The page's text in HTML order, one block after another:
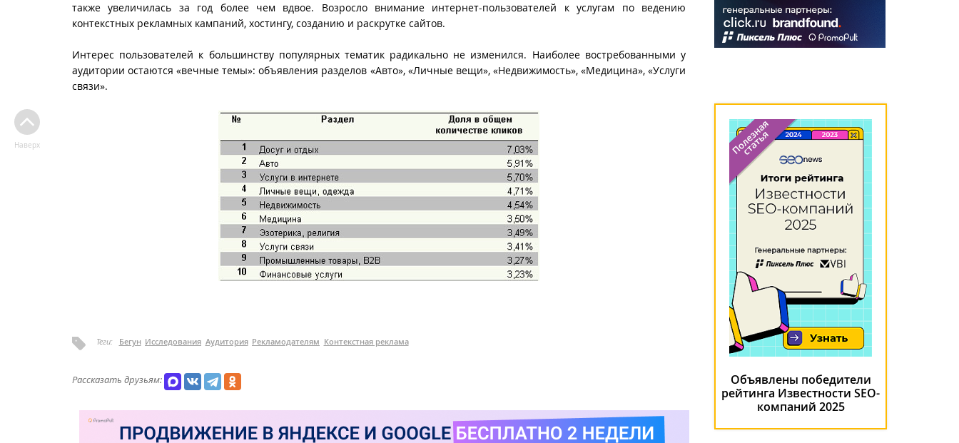
также увеличилась за год более чем вдвое. Возросло внимание интернет-пользователей к услугам по ведению
контекстных рекламных кампаний, хостингу, созданию и раскрутке сайтов.
Интерес пользователей к большинству популярных тематик радикально не изменился. Наиболее востребованными у
аудитории остаются «вечные темы»: объявления разделов «Авто», «Личные вещи», «Недвижимость», «Медицина», «Услуги
связи».
Теги: Бегун Исследования Аудитория Рекламодателям Контекстная реклама
Рассказать друзьям:
Наверх
Объявлены победители
рейтинга Известности SEO-
компаний 2025